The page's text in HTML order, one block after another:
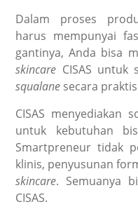
Dalam proses
harus mempunyai
gantinya, Anda bisa
skincare CISAS untuk
squalane secara
CISAS menyediakan
untuk kebutuhan
Smartpreneur tidak
klinis, penyusunan
skincare. Semuanya
CISAS.